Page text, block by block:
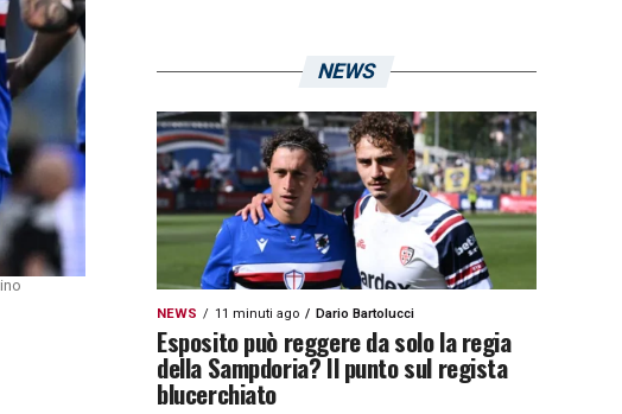
NEWS
NEWS 11 minuti ago Dario Bartolucci
Esposito può reggere da solo la regia
della Sampdoria? Il punto sul regista
blucerchiato